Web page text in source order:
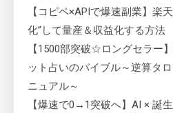
【コピペ×APIで爆速副業】楽
化”して量産＆収益化する方法
【1500部突破☆ロングセラー
ット占いのバイブル～逆算タ
ニュアル～
【爆速で0→1突破へ】AI × 誕